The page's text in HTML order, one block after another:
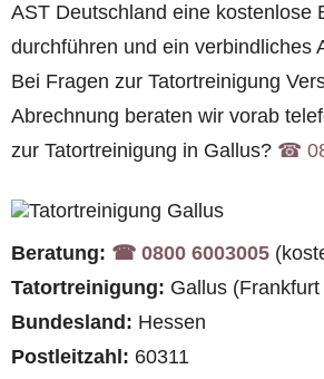
AST Deutschland eine kostenlose
durchführen und ein verbindliches
Bei Fragen zur Tatortreinigung
Abrechnung beraten wir vorab
zur Tatortreinigung in Gallus? ☎︎
Beratung: ☎︎ 0800 6003005
Tatortreinigung: Gallus
Bundesland: Hessen
Postleitzahl: 60311